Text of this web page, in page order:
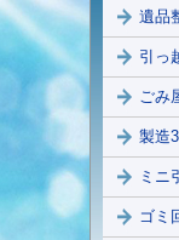
遺品
引っ
ごみ
製造
ミニ
ゴミ